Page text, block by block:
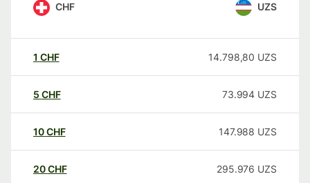
CHF UZS
1 CHF 14.798,80 UZS
5 CHF 73.994 UZS
10CHF 147.988 UZS
20CHF 295.976 UZS